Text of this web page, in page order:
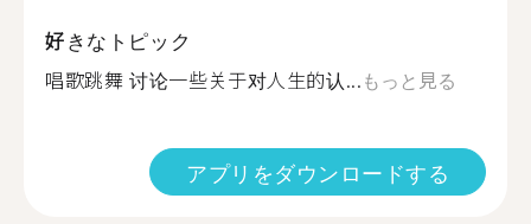
好きなトピック
唱歌跳舞 讨论一些关于对人生的认...もっと見る
アプリをダウンロードする